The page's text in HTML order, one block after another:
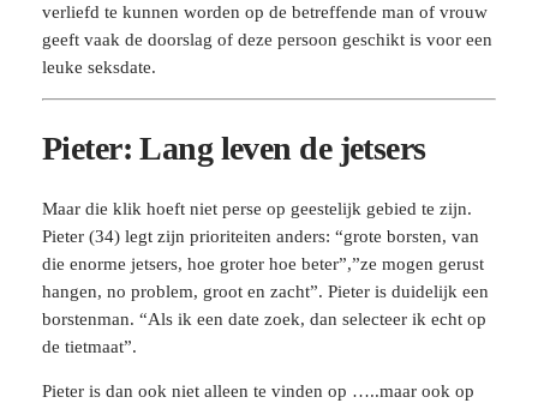
verliefd te kunnen worden op de betreffende man of vrouw
geeft vaak de doorslag of deze persoon geschikt is voor een
leuke seksdate.
Pieter: Lang leven de jetsers
Maar die klik hoeft niet perse op geestelijk gebied te zijn.
Pieter (34) legt zijn prioriteiten anders: “grote borsten, van
die enorme jetsers, hoe groter hoe beter”,”ze mogen gerust
hangen, no problem, groot en zacht”. Pieter is duidelijk een
borstenman. “Als ik een date zoek, dan selecteer ik echt op
de tietmaat”.
Pieter is dan ook niet alleen te vinden op …..maar ook op